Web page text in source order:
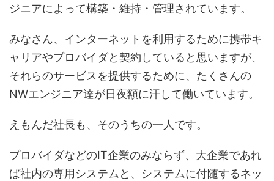
ジニアによって構築・維持・管理されています。
みなさん、インターネットを利用するために携帯キ
ャリアやプロバイダと契約していると思いますが、
それらのサービスを提供するために、たくさんの
NWエンジニア達が日夜額に汗して働いています。
えもんだ社長も、そのうちの一人です。
プロバイダなどのIT企業のみならず、大企業であれ
ば社内の専用システムと、システムに付随するネッ